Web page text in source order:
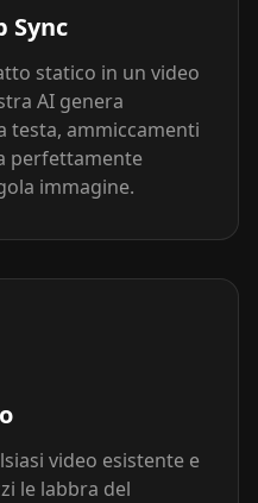
Sync
statico in un video
AI genera
testa, ammiccamenti
perfettamente
immagine.
video esistente e
le labbra del